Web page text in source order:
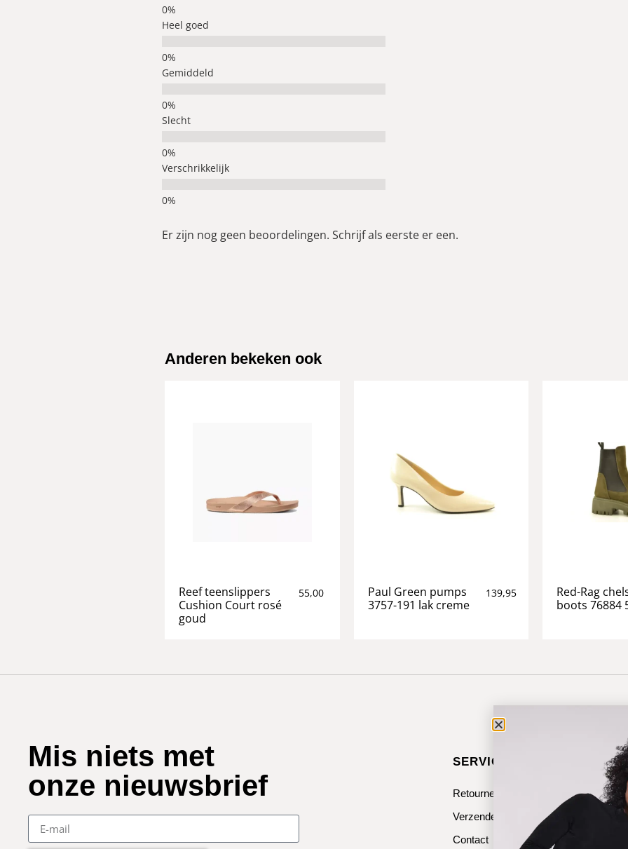
Heel goed
Gemiddeld
Slecht
Verschrikkelijk
Er zijn nog geen beoordelingen. Schrijf als eerste er een.
Anderen bekeken ook
Reef teenslippers
Cushion Court rosé
goud
55,00
Paul Green pumps
3757-191 lak creme
139,95
Red-Rag
boots 76884
Mis niets met
onze nieuwsbrief
SERVICE & CONTACT
Retourneren
Verzenden
Contact